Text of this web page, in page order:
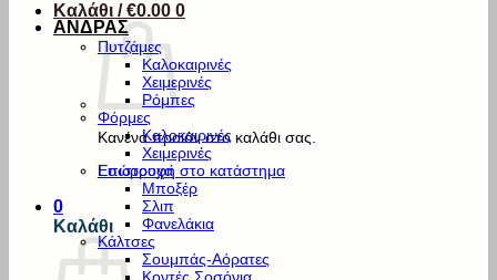
Καλάθι /€0.00 0
Κανένα προϊόν στο καλάθι σας.
Επιστροφή στο κατάστημα
0
Καλάθι
ΑΝΔΡΑΣ
Πυτζάμες
Καλοκαιρινές
Χειμερινές
Ρόμπες
Φόρμες
Καλοκαιρινές
Χειμερινές
Εσώρουχα
Μποξέρ
Σλιπ
Φανελάκια
Κάλτσες
Σουμπάς-Αόρατες